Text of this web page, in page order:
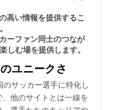
高い情報を提供するこ
ーファン同士のつなが
しむ場を提供します。
ユニークさ
サッカー選手に特化し
他のサイトとは一線を